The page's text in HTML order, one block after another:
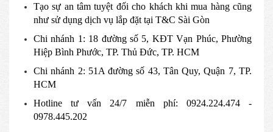
Tạo sự an tâm tuyệt đối cho khách khi mua hàng cũng
như sử dụng dịch vụ lắp đặt tại T&C Sài Gòn
Chi nhánh 1: 18 đường số 5, KĐT Vạn Phúc, Phường
Hiệp Bình Phước, TP. Thủ Đức, TP. HCM
Chi nhánh 2: 51A đường số 43, Tân Quy, Quận 7, TP.
HCM
Hotline tư vấn 24/7 miễn phí: 0924.224.474 -
0978.445.202